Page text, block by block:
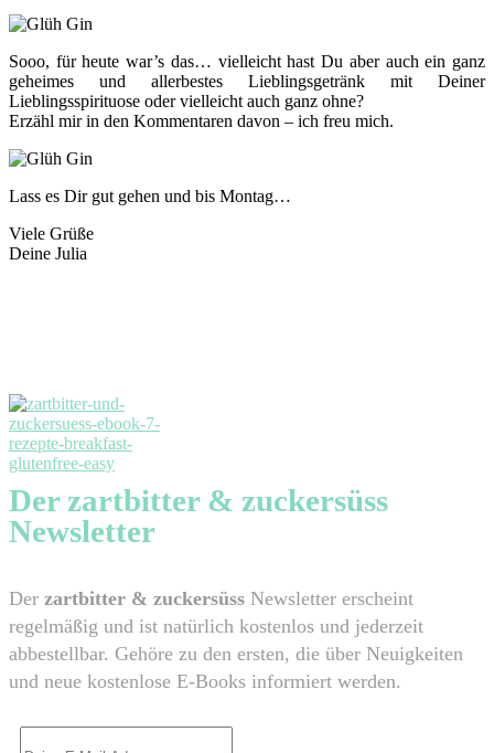
Sooo, für heute war’s das… vielleicht hast Du aber auch ein ganz
geheimes und allerbestes Lieblingsgetränk mit Deiner
Lieblingsspirituose oder vielleicht auch ganz ohne?
Erzähl mir in den Kommentaren davon – ich freu mich.
Lass es Dir gut gehen und bis Montag…
Viele Grüße
Deine Julia
​Der zartbitter & zuckersüss
Newsletter
​Der zartbitter & zuckersüss Newsletter erscheint
regelmäßig und ist natürlich kostenlos und jederzeit
abbestellbar. Gehöre zu den ersten, die über Neuigkeiten
und neue kostenlose E-Books informiert werden.